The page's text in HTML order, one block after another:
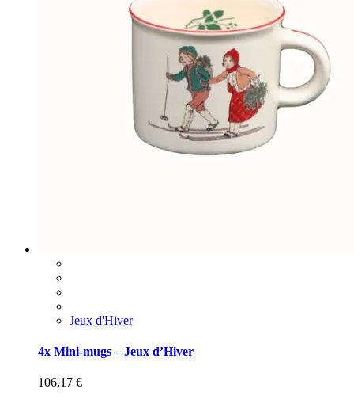
Jeux d'Hiver
4x Mini-mugs – Jeux d’Hiver
106,17 €